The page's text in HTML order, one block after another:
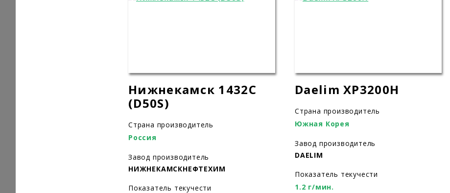
Нижнекамск 1432С
(D50S)
Страна производитель
Россия
Завод производитель
НИЖНЕКАМСКНЕФТЕХИМ
Показатель текучести
Daelim XP3200H
Страна производитель
Южная Корея
Завод производитель
DAELIM
Показатель текучести
1.2 г/мин.